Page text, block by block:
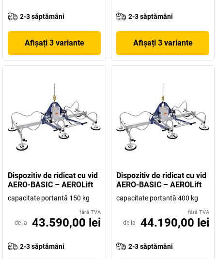
2-3 săptămâni
Afișați 3 variante
2-3 săptămâni
Afișați 3 variante
Dispozitiv de ridicat cu vid
AERO-BASIC – AEROLift
capacitate portantă 150 kg
fără TVA
de la 43.590,00 lei
2-3 săptămâni
Dispozitiv de ridicat cu vid
AERO-BASIC – AEROLift
capacitate portantă 400 kg
fără TVA
de la 44.190,00 lei
2-3 săptămâni